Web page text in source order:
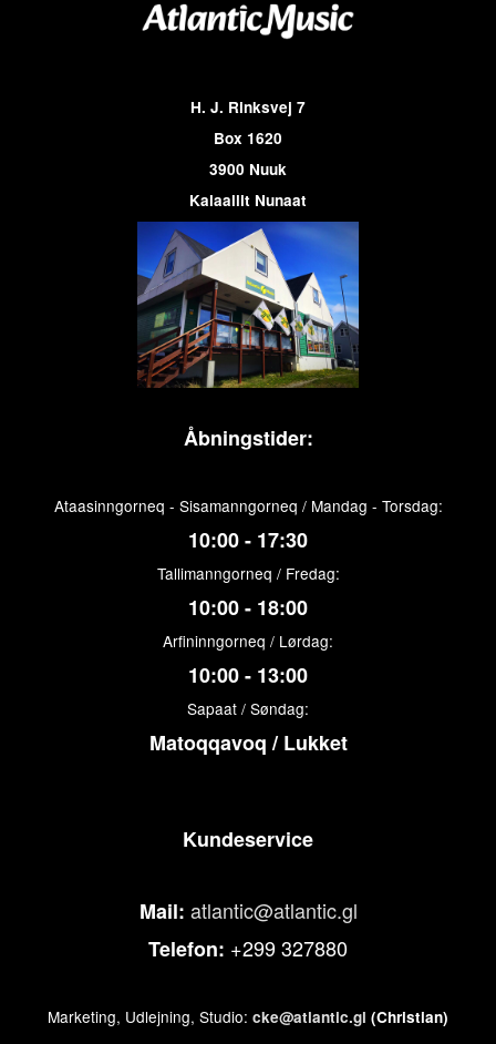
H. J. Rinksvej 7
Box 1620
3900 Nuuk
Kalaallit Nunaat
Åbningstider:
Ataasinngorneq - Sisamanngorneq / Mandag - Torsdag:
10:00 - 17:30
Tallimanngorneq / Fredag:
10:00 - 18:00
Arfininngorneq / Lørdag:
10:00 - 13:00
Sapaat / Søndag:
Matoqqavoq / Lukket
Kundeservice
Mail: atlantic@atlantic.gl
Telefon: +299 327880
Marketing, Udlejning, Studio: cke@atlantic.gl (Christian)